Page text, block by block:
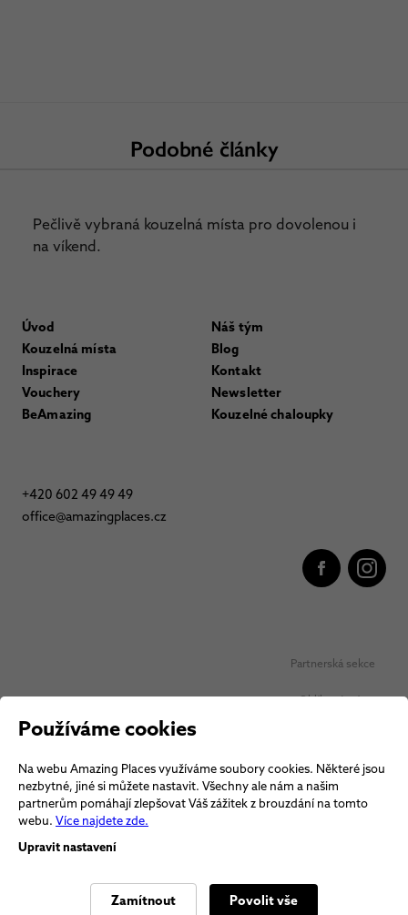
Podobné články
Pečlivě vybraná kouzelná místa pro dovolenou i
na víkend.
Úvod
Kouzelná místa
Inspirace
Vouchery
BeAmazing
Náš tým
Blog
Kontakt
Newsletter
Kouzelné chaloupky
+420 602 49 49 49
office@amazingplaces.cz
Partnerská sekce
Oblíbená místa
Obchodní podmínky Vouchery
Obchodní podmínky
Používáme cookies
Na webu Amazing Places využíváme soubory cookies. Některé jsou
nezbytné, jiné si můžete nastavit. Všechny ale nám a našim
partnerům pomáhají zlepšovat Váš zážitek z brouzdání na tomto
webu. Více najdete zde.
Upravit nastavení
Zamítnout Povolit vše